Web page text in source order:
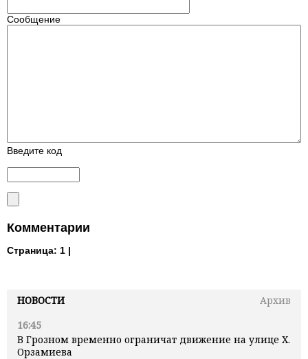
НОВОСТИ
Архив
16:45
В Грозном временно ограничат движение на улице Х.
Орзамиева
Сообщение
Введите код
Комментарии
Страница: 1 |